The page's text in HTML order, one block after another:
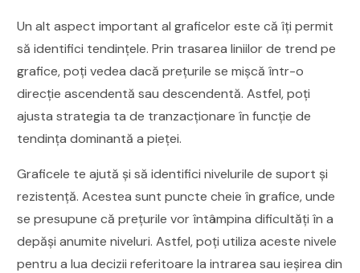
Un alt aspect important al graficelor este că îți permit
să identifici tendințele. Prin trasarea liniilor de trend pe
grafice, poți vedea dacă prețurile se mișcă într-o
direcție ascendentă sau descendentă. Astfel, poți
ajusta strategia ta de tranzacționare în funcție de
tendința dominantă a pieței.
Graficele te ajută și să identifici nivelurile de suport și
rezistență. Acestea sunt puncte cheie în grafice, unde
se presupune că prețurile vor întâmpina dificultăți în a
depăși anumite niveluri. Astfel, poți utiliza aceste nivele
pentru a lua decizii referitoare la intrarea sau ieșirea din